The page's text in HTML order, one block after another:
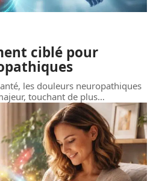
ciblé pour
les douleurs neuropathiques
touchant de plus…